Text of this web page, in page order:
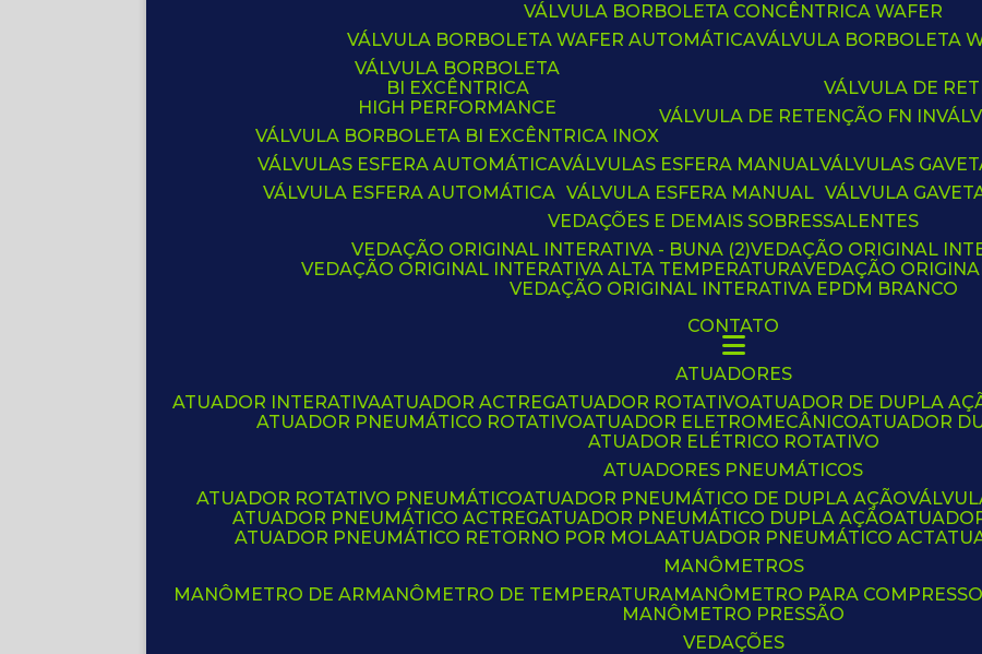
VÁLVULA BORBOLETA CONCÊNTRICA WAFER
VÁLVULA BORBOLETA WAFER AUTOMÁTICA VÁLVULA BORBOLETA
VÁLVULA BORBOLETA
BI EXCÊNTRICA
HIGH PERFORMANCE
VÁLVULA BORBOLETA BI EXCÊNTRICA INOX
VÁLVULA DE
VÁLVULA DE RETENÇÃO FN IN
VÁLVULAS ESFERA AUTOMÁTICA
VÁLVULA ESFERA AUTOMÁTICA
VÁLVULAS ESFERA MANUAL
VÁLVULA ESFERA MANUAL
VÁLVULAS
VÁLVULA
VEDAÇÕES E DEMAIS SOBRESSALENTES
VEDAÇÃO ORIGINAL INTERATIVA - BUNA (2)
VEDAÇÃO ORIGINAL
VEDAÇÃO ORIGINAL INTERATIVA ALTA TEMPERATURA VEDAÇÃO
VEDAÇÃO ORIGINAL INTERATIVA EPDM BRANCO
CONTATO
ATUADORES
ATUADOR INTERATIVA ATUADOR ACTREG ATUADOR ROTATIVO ATUADOR DE DUPLA
ATUADOR PNEUMÁTICO ROTATIVO
ATUADOR ELETROMECÂNICO ATUADOR
ATUADOR ELÉTRICO ROTATIVO
ATUADORES PNEUMÁTICOS
ATUADOR ROTATIVO PNEUMÁTICO
ATUADOR PNEUMÁTICO DE DUPLA AÇÃO
ATUADOR PNEUMÁTICO ACTREG
ATUADOR PNEUMÁTICO DUPLA AÇÃO
ATUADOR PNEUMÁTICO RETORNO POR MOLA ATUADOR PNEUMÁTICO ACT
MANÔMETROS
MANÔMETRO DE AR
MANÔMETRO DE TEMPERATURA MANÔMETRO PARA
MANÔMETRO PRESSÃO
VEDAÇÕES